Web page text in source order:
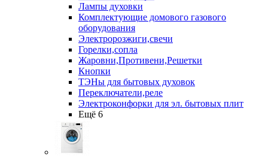
Лампы духовки
Комплектующие домового газового
оборудования
Электророзжиги,свечи
Горелки,сопла
Жаровни,Противени,Решетки
Кнопки
ТЭНы для бытовых духовок
Переключатели,реле
Электроконфорки для эл. бытовых плит
Ещё 6